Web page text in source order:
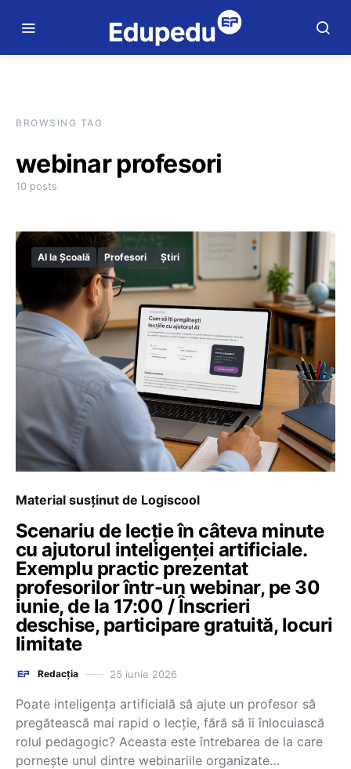
BROWSING TAG
webinar profesori
10 posts
AI la Școală Profesori Știri
Material susținut de Logiscool
Scenariu de lecție în câteva minute
cu ajutorul inteligenței artificiale.
Exemplu practic prezentat
profesorilor într-un webinar, pe 30
iunie, de la 17:00 / Înscrieri
deschise, participare gratuită, locuri
limitate
Redacția 25 iunie 2026
Poate inteligența artificială să ajute un profesor să
pregătească mai rapid o lecție, fără să îi înlocuiască
rolul pedagogic? Aceasta este întrebarea de la care
pornește unul dintre webinariile organizate…